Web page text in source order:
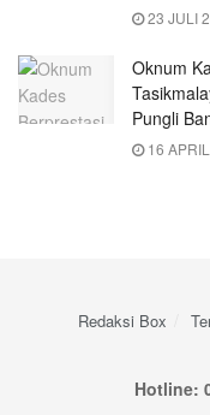
23 JULI
Oknum
Pungli
16
Redaksi Box
Hotline: